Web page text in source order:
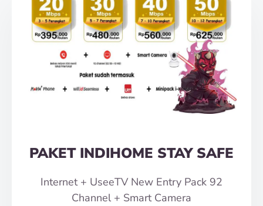
PAKET INDIHOME STAY SAFE
Internet + UseeTV New Entry Pack 92
Channel + Smart Camera